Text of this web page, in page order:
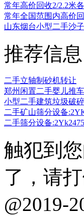
常年高价回收2/2.2米
常年全国范围内高价
山东烟台小型二手沙
推荐信息
二手立轴制砂机转让
郑州闲置二手婴儿推
小型二手建筑垃圾破
二手矿山筛分设备
二手筛分设备
触犯到
了，请
@2019-